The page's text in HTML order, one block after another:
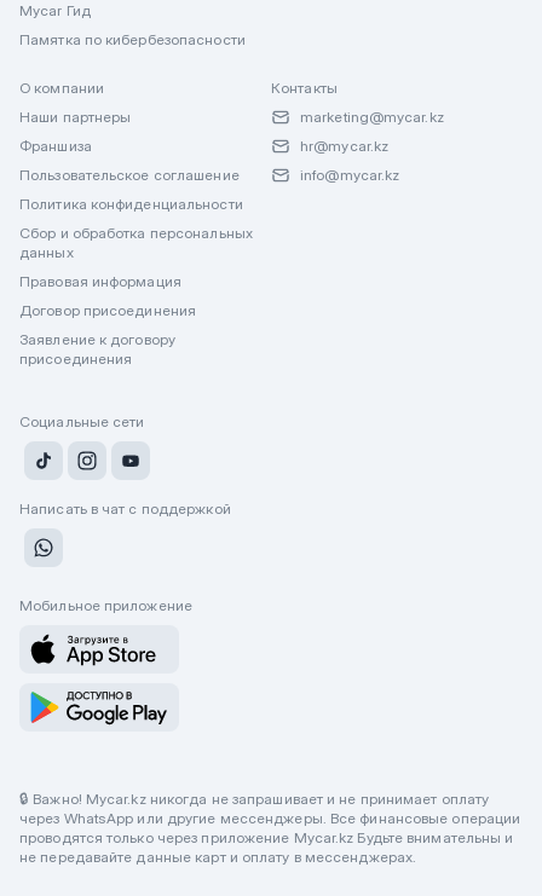
Mycar Гид
Памятка по кибербезопасности
О компании
Наши партнеры
Франшиза
Пользовательское соглашение
Политика конфиденциальности
Сбор и обработка персональных
данных
Правовая информация
Договор присоединения
Заявление к договору
присоединения
Контакты
marketing@mycar.kz
hr@mycar.kz
info@mycar.kz
Социальные сети
Написать в чат с поддержкой
Мобильное приложение
🔒 Важно! Mycar.kz никогда не запрашивает и не принимает оплату
через WhatsApp или другие мессенджеры. Все финансовые операции
проводятся только через приложение Mycar.kz Будьте внимательны и
не передавайте данные карт и оплату в мессенджерах.